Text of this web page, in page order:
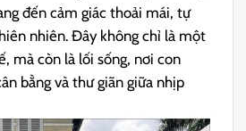
đến cảm giác thoải mái, tự
nhiên. Đây không chỉ là một
mà còn là lối sống, nơi con
bằng và thư giãn giữa nhịp